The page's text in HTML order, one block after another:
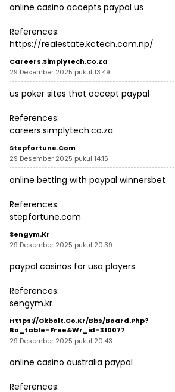
online casino accepts paypal us
References:
https://realestate.kctech.com.np/
Careers.simplytech.co.za
29 Desember 2025 pukul 13:49
us poker sites that accept paypal
References:
careers.simplytech.co.za
Stepfortune.com
29 Desember 2025 pukul 14:15
online betting with paypal winnersbet
References:
stepfortune.com
Sengym.kr
29 Desember 2025 pukul 20:39
paypal casinos for usa players
References:
sengym.kr
Https://okbolt.co.kr/bbs/board.php?
Bo_table=free&wr_id=310077
29 Desember 2025 pukul 20:43
online casino australia paypal
References: